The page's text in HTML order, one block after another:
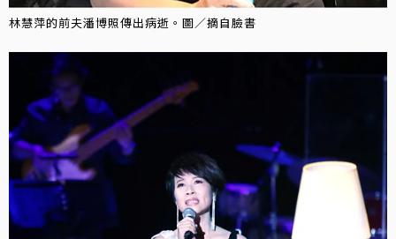
林慧萍的前夫潘博照傳出病逝。圖／摘自臉書